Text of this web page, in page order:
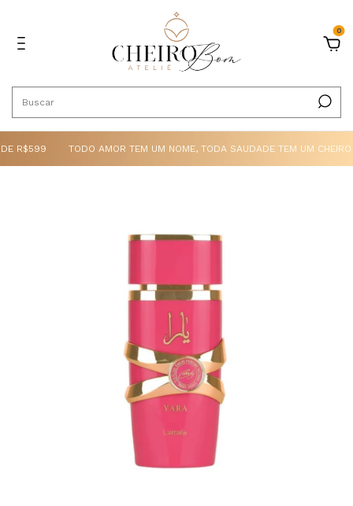
0
R$599 TODO AMOR TEM UM NOME, TODA SAUDADE TEM UM CHEIRO